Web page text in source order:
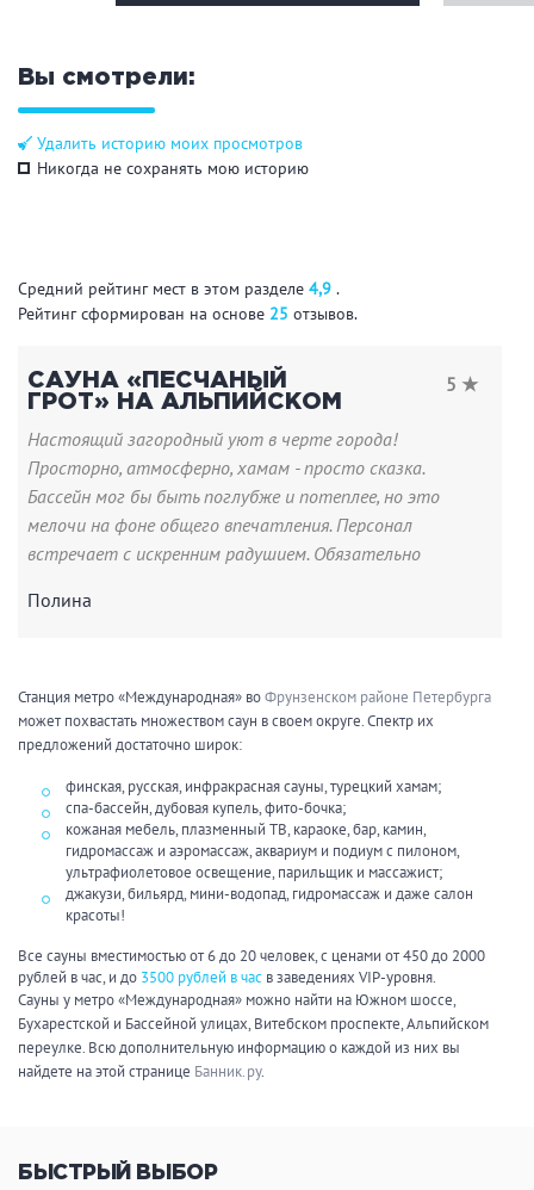
Вы смотрели:
Удалить историю моих просмотров
Никогда не сохранять мою историю
Средний рейтинг мест в этом разделе 4,9 .
Рейтинг сформирован на основе 25 отзывов.
САУНА «ПЕСЧАНЫЙ
ГРОТ» НА АЛЬПИЙСКОМ
5 ★
Настоящий загородный уют в черте города!
Просторно, атмосферно, хамам - просто сказка.
Бассейн мог бы быть поглубже и потеплее, но это
мелочи на фоне общего впечатления. Персонал
встречает с искренним радушием. Обязательно
Полина
Станция метро «Международная» воФрунзенском районе Петербурга
может похвастать множеством саун в своем округе. Спектр их
предложений достаточно широк:
финская, русская, инфракрасная сауны, турецкий хамам;
спа-бассейн, дубовая купель, фито-бочка;
кожаная мебель, плазменный ТВ, караоке, бар, камин,
гидромассаж и аэромассаж, аквариум и подиум с пилоном,
ультрафиолетовое освещение, парильщик и массажист;
джакузи, бильярд, мини-водопад, гидромассаж и даже салон
красоты!
Все сауны вместимостью от 6 до 20 человек, с ценами от 450 до 2000
рублей в час, и до 3500 рублей в час в заведениях VIP-уровня.
Сауны у метро «Международная» можно найти на Южном шоссе,
Бухарестской и Бассейной улицах, Витебском проспекте, Альпийском
переулке. Всю дополнительную информацию о каждой из них вы
найдете на этой странице Банник.ру.
БЫСТРЫЙ ВЫБОР